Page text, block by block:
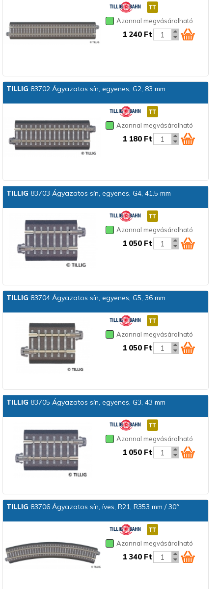
Azonnal megvásárolható
1 240 Ft
TILLIG 83702 Ágyazatos sín, egyenes, G2, 83 mm
Azonnal megvásárolható
1 180 Ft
TILLIG 83703 Ágyazatos sín, egyenes, G4, 41.5 mm
Azonnal megvásárolható
1 050 Ft
TILLIG 83704 Ágyazatos sín, egyenes, G5, 36 mm
Azonnal megvásárolható
1 050 Ft
TILLIG 83705 Ágyazatos sín, egyenes, G3, 43 mm
Azonnal megvásárolható
1 050 Ft
TILLIG 83706 Ágyazatos sín, íves, R21, R353 mm / 30°
Azonnal megvásárolható
1 340 Ft